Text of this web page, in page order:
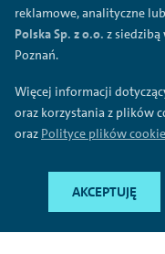
Formularz reklamacyjny
Pod nazwa Volkswagen
bankowe (przez
Polsce), usługi
ubezpieczeniowe
Sp. z o.o. jako agenta
reklamowe, analityczne
Polska Sp. z o.o. z siedzibą
Poznań.
Więcej informacji
oraz korzystania z plików
oraz Polityce plików cookie
AKCEPTUJĘ